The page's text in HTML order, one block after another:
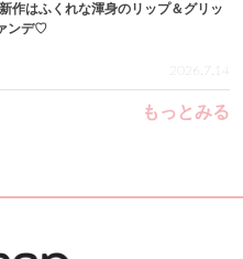
作はふくれな渾身のリップ＆グリッ
ンデ♡
2026.7.14
もっとみる